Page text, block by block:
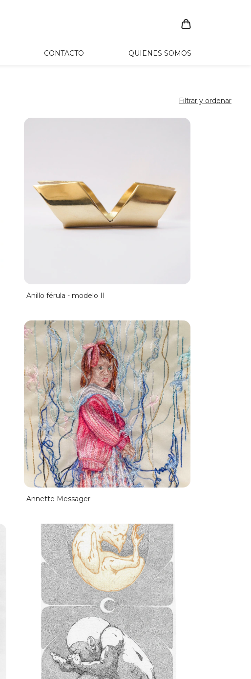
CONTACTO QUIENES SOMOS
Filtrar y ordenar
Anillo férula - modelo II
Annette Messager